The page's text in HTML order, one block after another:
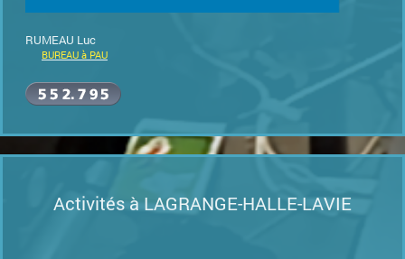
RUMEAU Luc
BUREAU à PAU
Activités à LAGRANGE-HALLE-LAVIE